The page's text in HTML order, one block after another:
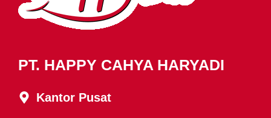
PT. HAPPY CAHYA HARYADI
Kantor Pusat